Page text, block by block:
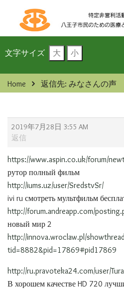
文字サイズ 大 小
Home 返信先: みなさんの声
2019年7月28日 3:55 AM
返信
https://www.aspin.co.uk/forum/
рутор полный фильм
http://iums.uz/user/SredstvSr/
ivi ru смотреть мультфильм
http://forum.andreapp.com/
новый мир 2
http://innova.wroclaw.pl/
tid=8882&pid=17869#pid17869
http://ru.pravoteka24.com/user/
В хорошем качестве HD 720